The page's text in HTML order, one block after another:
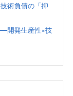
術負債の「抑
開発生産性×技